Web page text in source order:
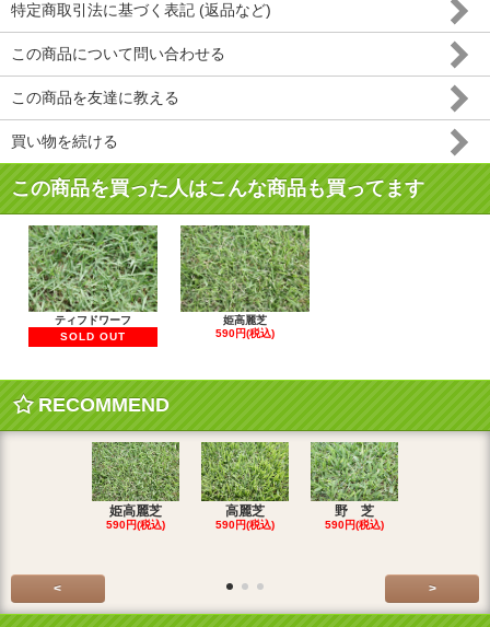
特定商取引法に基づく表記 (返品など)
この商品について問い合わせる
この商品を友達に教える
買い物を続ける
この商品を買った人はこんな商品も買ってます
ティフドワーフ
SOLD OUT
姫高麗芝
590円(税込)
RECOMMEND
姫高麗芝
590円(税込)
高麗芝
590円(税込)
野 芝
590円(税込)
< >